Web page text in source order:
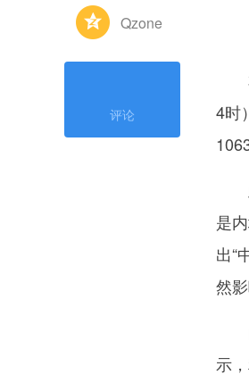
Qzone
评论
本
4时
此
是
出“
然影
内
示